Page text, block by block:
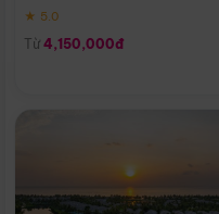
★ 5.0
Từ 4,150,000đ